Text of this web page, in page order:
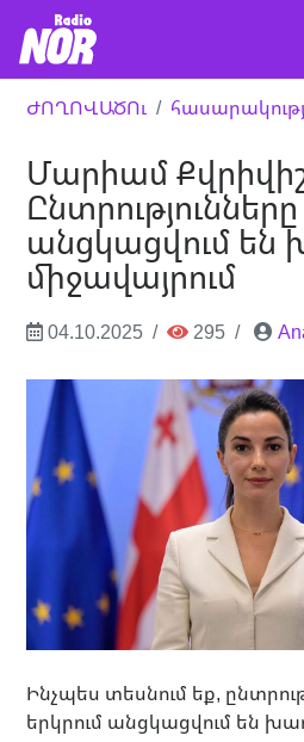
ԺՈՂՈՎԱԾՈւ
Մարիամ
անցկացվում
միջավայրում
04.10.2025 295
Ինչպես տեսնում եք,
երկրում անցկացվում են